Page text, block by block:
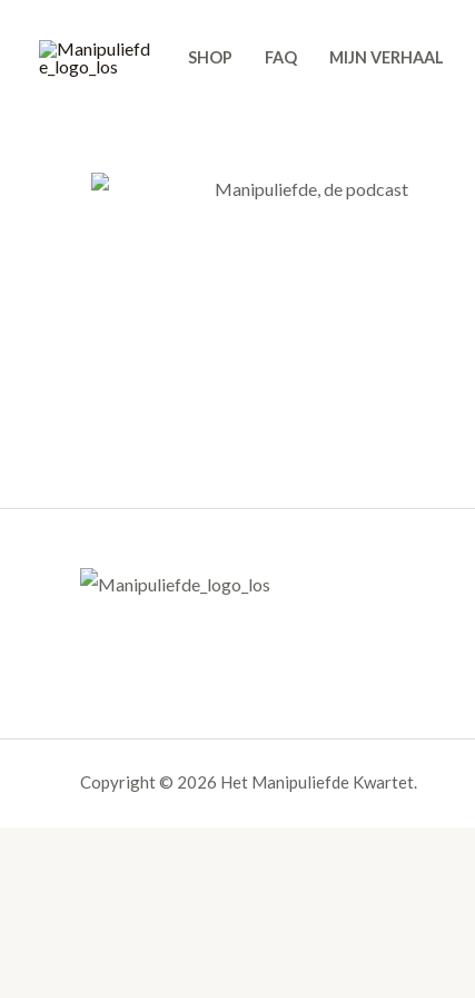
SHOP FAQ MIJN VERHAAL
Copyright © 2026 Het Manipuliefde Kwartet.